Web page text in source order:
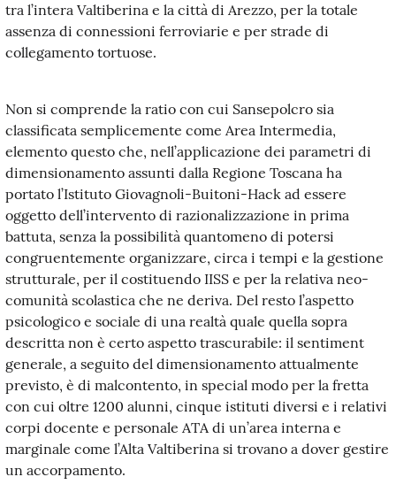
tra l’intera Valtiberina e la città di Arezzo, per la totale
assenza di connessioni ferroviarie e per strade di
collegamento tortuose.
Non si comprende la ratio con cui Sansepolcro sia
classificata semplicemente come Area Intermedia,
elemento questo che, nell’applicazione dei parametri di
dimensionamento assunti dalla Regione Toscana ha
portato l’Istituto Giovagnoli-Buitoni-Hack ad essere
oggetto dell’intervento di razionalizzazione in prima
battuta, senza la possibilità quantomeno di potersi
congruentemente organizzare, circa i tempi e la gestione
strutturale, per il costituendo IISS e per la relativa neo-
comunità scolastica che ne deriva. Del resto l’aspetto
psicologico e sociale di una realtà quale quella sopra
descritta non è certo aspetto trascurabile: il sentiment
generale, a seguito del dimensionamento attualmente
previsto, è di malcontento, in special modo per la fretta
con cui oltre 1200 alunni, cinque istituti diversi e i relativi
corpi docente e personale ATA di un’area interna e
marginale come l’Alta Valtiberina si trovano a dover gestire
un accorpamento.